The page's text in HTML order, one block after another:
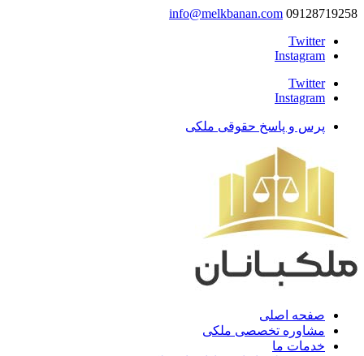
09128719258
info@melkbanan.com
Twitter
Instagram
Twitter
Instagram
پرس و پاسخ حقوقی ملکی
صفحه اصلی
مشاوره تخصصی ملکی
خدمات ما